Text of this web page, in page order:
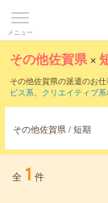
メニュー
その他佐賀県 ×
その他佐賀県の派遣のお仕
ビス系、 クリエイティブ系
その他佐賀県 / 短期
全 1 件